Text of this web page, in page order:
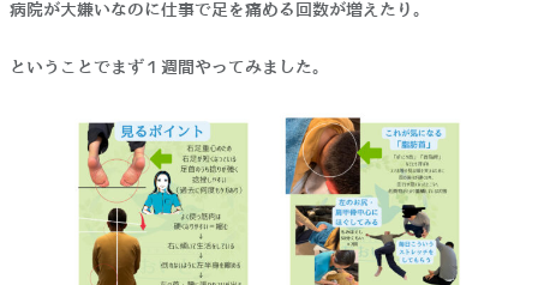
病院が大嫌いなのに仕事で足を痛める回数が増えたり。
ということでまず１週間やってみました。